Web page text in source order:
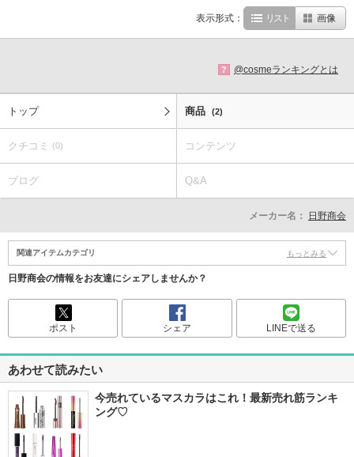
表示形式： リスト 画像
? @cosmeランキングとは
トップ 商品 (2)
クチコミ (0) コンテンツ
ブログ Q&A
メーカー名： 日野商会
関連アイテムカテゴリ もっとみる
日野商会の情報をお友達にシェアしませんか？
ポスト シェア LINEで送る
あわせて読みたい
今売れているマスカラはこれ！最新売れ筋ランキ
ング♡